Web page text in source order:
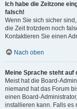
Ich habe die Zeitzone
falsch!
Wenn Sie sich sicher
die Zeit trotzdem noch
Kontaktieren Sie einen
Nach oben
Meine Sprache steht
Meist hat die Board-
niemand hat das Forum
einen Board-
installieren kann. Falls es